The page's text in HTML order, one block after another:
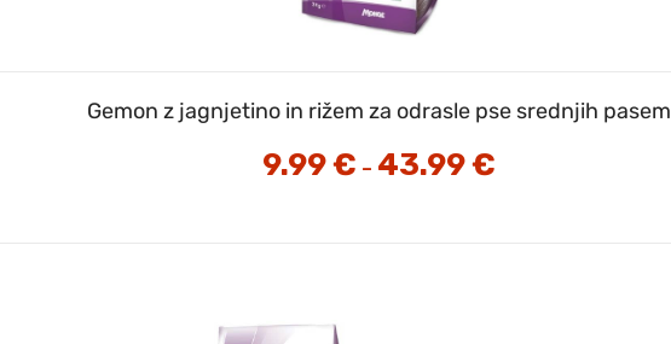
Gemon z jagnjetino in rižem za odrasle pse srednjih pasem
9.99€ – 43.99€